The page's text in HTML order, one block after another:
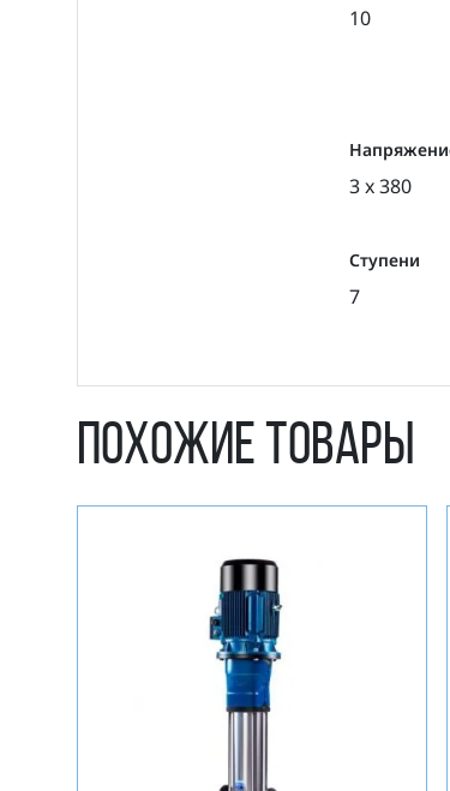
10
3 x 380
Ступени
7
Похожие товары